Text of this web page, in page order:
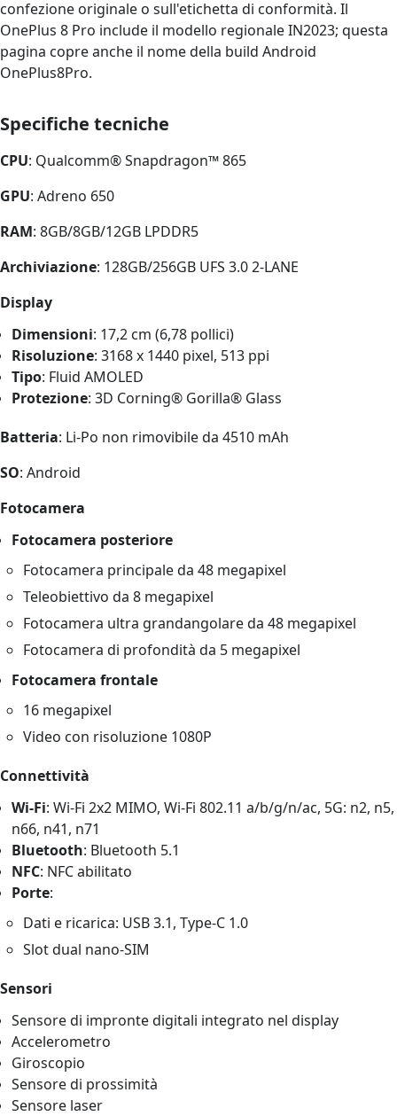
confezione originale o sull'etichetta di conformità. Il
OnePlus 8 Pro include il modello regionale IN2023; questa
pagina copre anche il nome della build Android
OnePlus8Pro.
Specifiche tecniche
CPU: Qualcomm® Snapdragon™ 865
GPU: Adreno 650
RAM: 8GB/8GB/12GB LPDDR5
Archiviazione: 128GB/256GB UFS 3.0 2-LANE
Display
Dimensioni: 17,2 cm (6,78 pollici)
Risoluzione: 3168 x 1440 pixel, 513 ppi
Tipo: Fluid AMOLED
Protezione: 3D Corning® Gorilla® Glass
Batteria: Li-Po non rimovibile da 4510 mAh
SO: Android
Fotocamera
Fotocamera posteriore
Fotocamera principale da 48 megapixel
Teleobiettivo da 8 megapixel
Fotocamera ultra grandangolare da 48 megapixel
Fotocamera di profondità da 5 megapixel
Fotocamera frontale
16 megapixel
Video con risoluzione 1080P
Connettività
Wi-Fi: Wi-Fi 2x2 MIMO, Wi-Fi 802.11 a/b/g/n/ac, 5G: n2, n5,
n66, n41, n71
Bluetooth: Bluetooth 5.1
NFC: NFC abilitato
Porte:
Dati e ricarica: USB 3.1, Type-C 1.0
Slot dual nano-SIM
Sensori
Sensore di impronte digitali integrato nel display
Accelerometro
Giroscopio
Sensore di prossimità
Sensore laser